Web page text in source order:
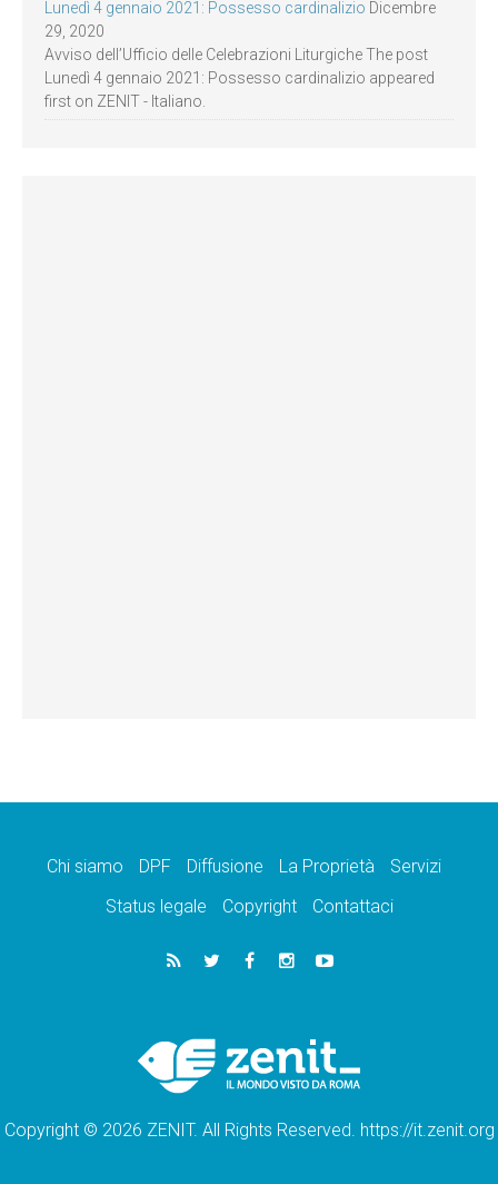
Lunedì 4 gennaio 2021: Possesso cardinalizio Dicembre
29, 2020
Avviso dell’Ufficio delle Celebrazioni Liturgiche The post
Lunedì 4 gennaio 2021: Possesso cardinalizio appeared
first on ZENIT - Italiano.
Chi siamo DPF Diffusione La Proprietà
Servizi
Status legale
Copyright Contattaci
Copyright © 2026 ZENIT. All Rights Reserved. https://it.zenit.org